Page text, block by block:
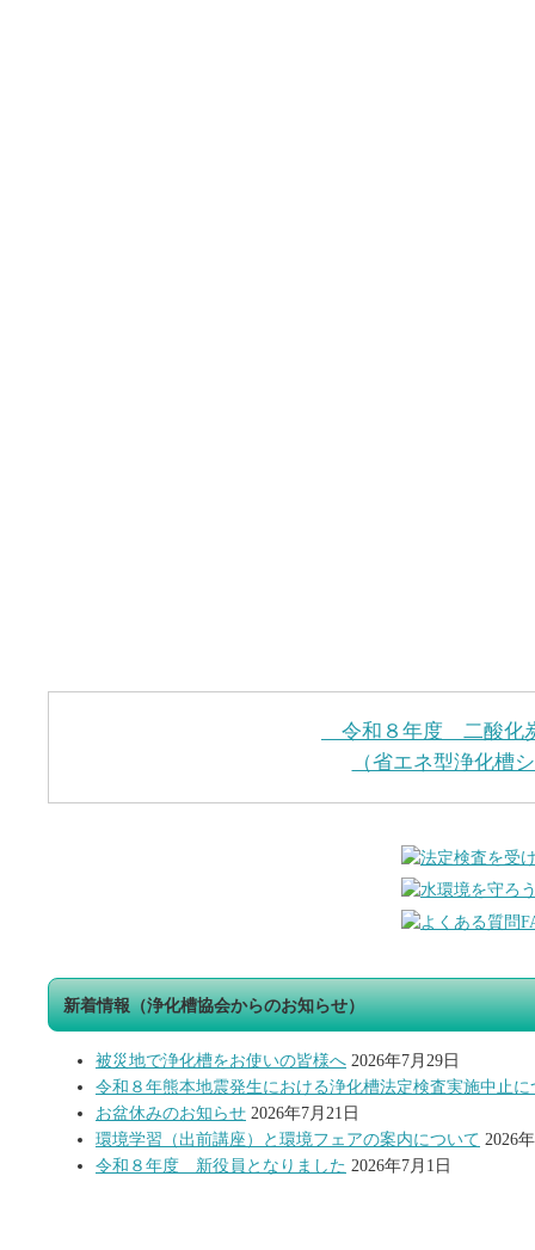
令和８年度 二酸化
（省エネ型浄化槽
新着情報（浄化槽協会からのお知らせ）
被災地で浄化槽をお使いの皆様へ 2026年7月29日
令和８年熊本地震発生における浄化槽法定検査実施中止に
お盆休みのお知らせ 2026年7月21日
環境学習（出前講座）と環境フェアの案内について 2026
令和８年度 新役員となりました 2026年7月1日